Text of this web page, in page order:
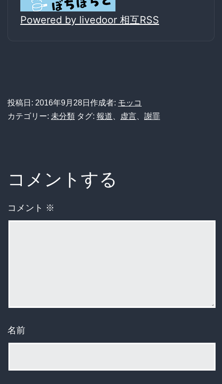
Powered by livedoor 相互RSS
投稿日: 2016年9月28日 作成者: モッコ
カテゴリー: 未分類 タグ: 報道 虚言 謝罪
コメントする
コメント ※
名前